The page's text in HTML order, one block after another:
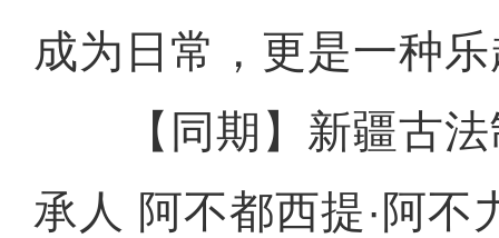
成为日常，更是一种
【同期】新疆古法
承人 阿不都西提·阿不